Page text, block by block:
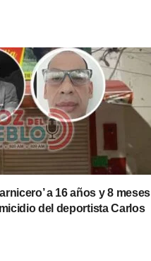
a 16 años y 8 meses
del deportista Carlos